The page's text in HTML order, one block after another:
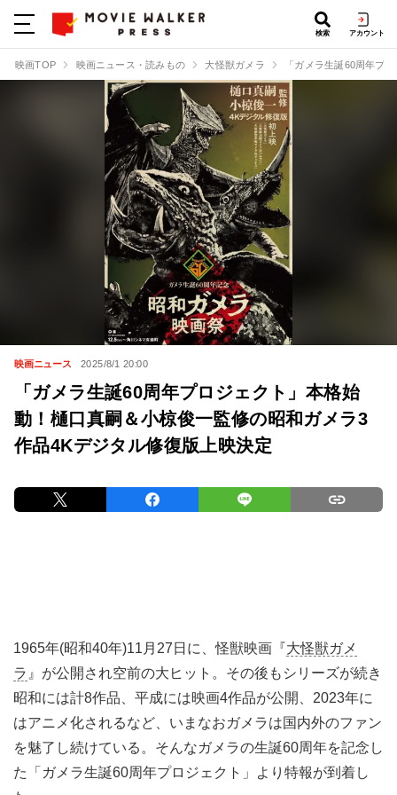
検索 アカウント
映画TOP 映画ニュース・読みもの 大怪獣ガメラ 「ガメラ生誕60周年プ
映画ニュース 2025/8/1 20:00
「ガメラ生誕60周年プロジェクト」本格始
動！樋口真嗣＆小椋俊一監修の昭和ガメラ3
作品4Kデジタル修復版上映決定
1965年(昭和40年)11月27日に、怪獣映画『大怪獣ガメ
ラ 』が公開され空前の大ヒット。その後もシリーズが続き
昭和には計8作品、平成には映画4作品が公開、2023年に
はアニメ化されるなど、いまなおガメラは国内外のファン
を魅了し続けている。そんなガメラの生誕60周年を記念し
た「ガメラ生誕60周年プロジェクト」より特報が到着し